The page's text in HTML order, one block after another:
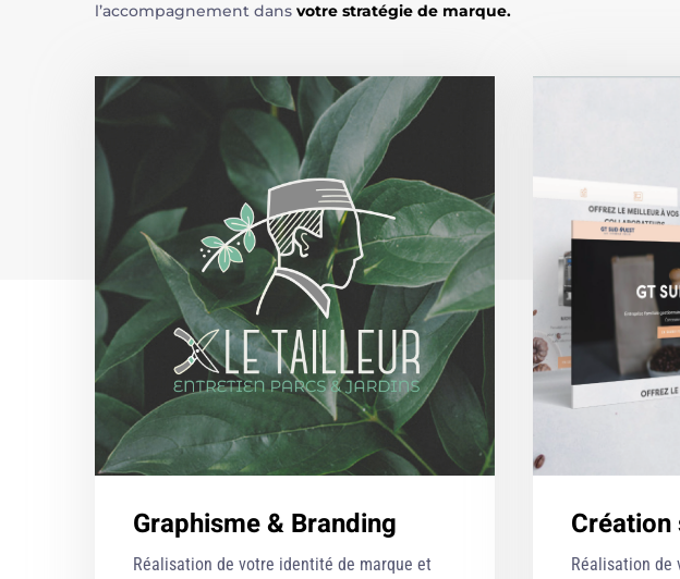
l’accompagnement dans votre stratégie de marque.
Graphisme & Branding
Réalisation de votre identité de marque et
Réalisation